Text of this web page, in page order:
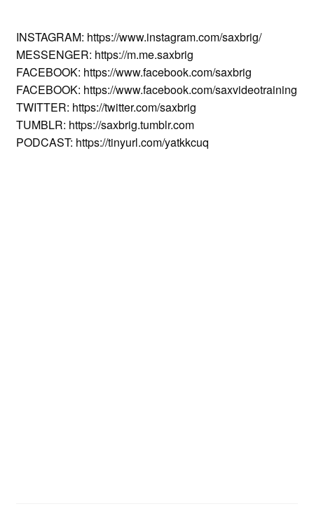
INSTAGRAM: https://www.instagram.com/saxbrig/
MESSENGER: https://m.me.saxbrig
FACEBOOK: https://www.facebook.com/saxbrig
FACEBOOK: https://www.facebook.com/saxvideotraining
TWITTER: https://twitter.com/saxbrig
TUMBLR: https://saxbrig.tumblr.com
PODCAST: https://tinyurl.com/yatkkcuq